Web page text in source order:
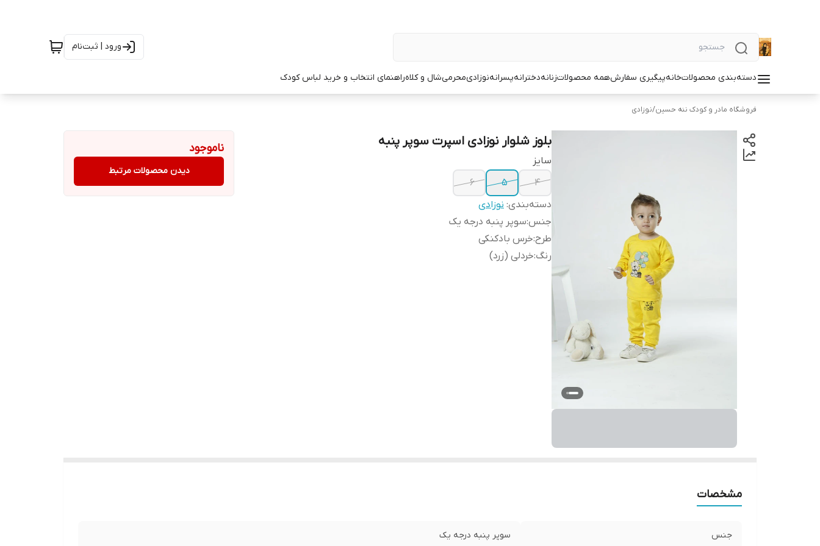
ورود | ثبت‌نام
دسته‌بندی محصولاتخانهپیگیری سفارشهمه محصولاتزنانهدخترانهپسرانهنوزادیمحرمیشال و کلاهراهنمای انتخاب و خرید لباس کودک
فروشگاه مادر و کودک ننه حسین/نوزادی
بلوز شلوار نوزادی اسپرت سوپر پنبه
سایز
۴
۵
۶
دسته‌بندی: نوزادی
جنس:سوپر پنبه درجه یک
طرح:خرس بادکنکی
رنگ:خردلی (زرد)
ناموجود
دیدن محصولات مرتبط
مشخصات
جنس سوپر پنبه درجه یک